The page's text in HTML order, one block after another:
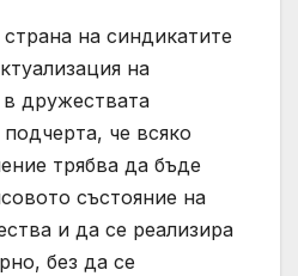
на синдикатите
на
дружествата
че всяко
трябва да бъде
състояние на
и да се реализира
без да се